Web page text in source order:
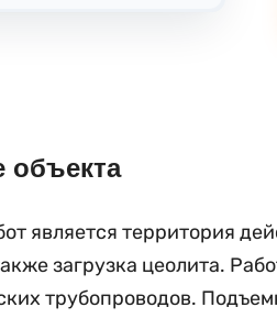
объекта
является территория
загрузка цеолита.
трубопроводов.